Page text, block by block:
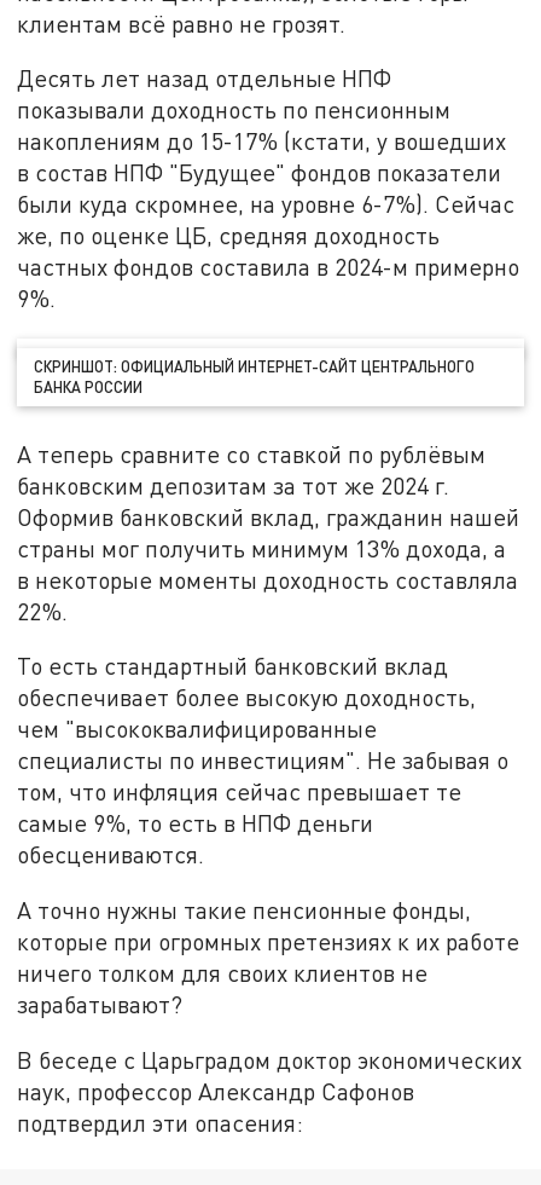
клиентам всё равно не грозят.
Десять лет назад отдельные НПФ
показывали доходность по пенсионным
накоплениям до 15-17% (кстати, у вошедших
в состав НПФ "Будущее" фондов показатели
были куда скромнее, на уровне 6-7%). Сейчас
же, по оценке ЦБ, средняя доходность
частных фондов составила в 2024-м примерно
9%.
СКРИНШОТ: ОФИЦИАЛЬНЫЙ ИНТЕРНЕТ-САЙТ ЦЕНТРАЛЬНОГО
БАНКА РОССИИ
А теперь сравните со ставкой по рублёвым
банковским депозитам за тот же 2024 г.
Оформив банковский вклад, гражданин нашей
страны мог получить минимум 13% дохода, а
в некоторые моменты доходность составляла
22%.
То есть стандартный банковский вклад
обеспечивает более высокую доходность,
чем "высококвалифицированные
специалисты по инвестициям". Не забывая о
том, что инфляция сейчас превышает те
самые 9%, то есть в НПФ деньги
обесцениваются.
А точно нужны такие пенсионные фонды,
которые при огромных претензиях к их работе
ничего толком для своих клиентов не
зарабатывают?
В беседе с Царьградом доктор экономических
наук, профессор Александр Сафонов
подтвердил эти опасения: